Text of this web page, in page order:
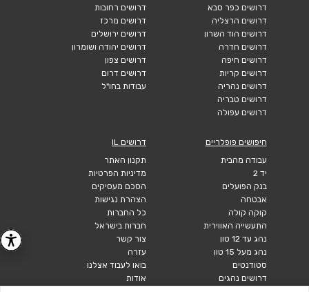
דרושים כפר סבא
דרושים הרצליה
דרושים הוד השרון
דרושים חדרה
דרושים חיפה
דרושים קריות
דרושים נהריה
דרושים טבריה
דרושים עפולה
דרושים רחובות
דרושים מרכז
דרושים ירושלים
דרושים יהודה ושומרון
דרושים צפון
דרושים דרום
עבודות בחו"ל
חיפושים פופלריים
עבודה מהבית
יד 2
בנק הפועלים
אבטחה
קוקה קולה
התעשייה האווירית
נהג עד 12 טון
נהג מעל 15 טון
סטודנטים
דרושים נהגים
דרושים IL
תקנון האתר
מדיניות הפרטיות
הסכם מעסיקים
הצהרת נגישות
כל החברות
חברות בישראל
צור קשר
עזרה
בואו לעבוד אצלנו
אודות